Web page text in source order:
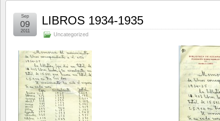
LIBROS 1934-1935
Uncategorized
Sep
09
2011